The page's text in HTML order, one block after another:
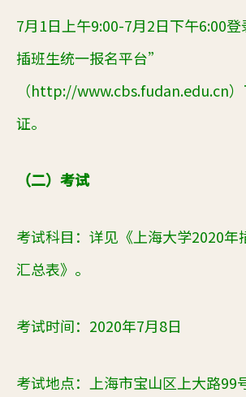
7月1日上午9:00-7月2日下午6:00
插班生统一报名平台”
（http://www.cbs.fudan.edu.cn
证。
（二）考试
考试科目：详见《上海大学2020年
汇总表》。
考试时间：2020年7月8日
考试地点：上海市宝山区上大路99